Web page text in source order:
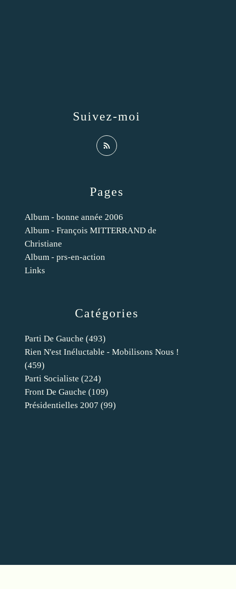
Catégories
Parti De Gauche (493)
Rien N'est Inéluctable - Mobilisons Nous !
(459)
Parti Socialiste (224)
Front De Gauche (109)
Présidentielles 2007 (99)
Pages
Album - bonne année 2006
Album - François MITTERRAND de
Christiane
Album - prs-en-action
Links
Suivez-moi